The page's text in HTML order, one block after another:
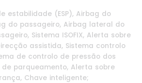
estabilidade (ESP), Airbag do
do passageiro, Airbag lateral do
Sistema ISOFIX, Alerta sobre
assistida, Sistema controlo
de controlo de pressão dos
de parqueamento, Alerta sobre
Chave inteligente;